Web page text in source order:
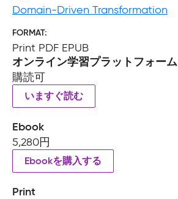
Domain-Driven Transformation
FORMAT
Print PDF EPUB
オンライン学習プラットフォーム
購読可
いますぐ読む
Ebook
5,280円
Ebookを購入する
Print